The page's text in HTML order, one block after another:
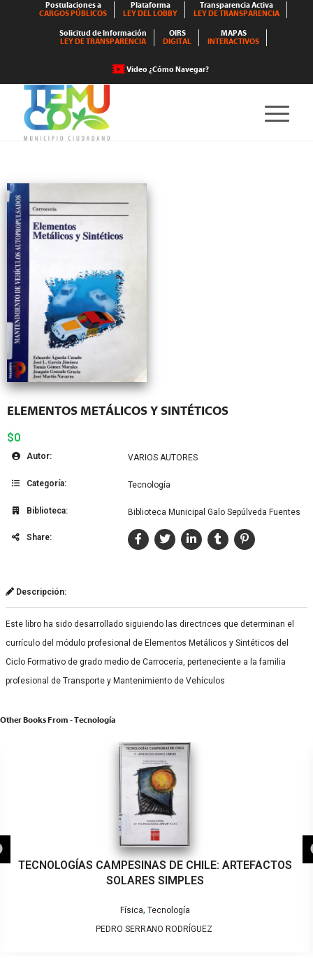
Postulaciones a
CARGOS PÚBLICOS
Plataforma
LEY DEL LOBBY
Transparencia Activa
LEY DE TRANSPARENCIA
Solicitud de Información
LEY DE TRANSPARENCIA
OIRS
DIGITAL
MAPAS
INTERACTIVOS
Video ¿Cómo Navegar?
ELEMENTOS METÁLICOS Y SINTÉTICOS
$0
Autor: VARIOS AUTORES
Categoría: Tecnología
Biblioteca: Biblioteca Municipal Galo Sepúlveda Fuentes
Share:
Descripción:
Este libro ha sido desarrollado siguiendo las directrices que determinan el
currículo del módulo profesional de Elementos Metálicos y Sintéticos del
Ciclo Formativo de grado medio de Carrocería, perteneciente a la familia
profesional de Transporte y Mantenimiento de Vehículos
Other Books From - Tecnología
TECNOLOGÍAS CAMPESINAS DE CHILE: ARTEFACTOS
SOLARES SIMPLES
Física, Tecnología
PEDRO SERRANO RODRÍGUEZ